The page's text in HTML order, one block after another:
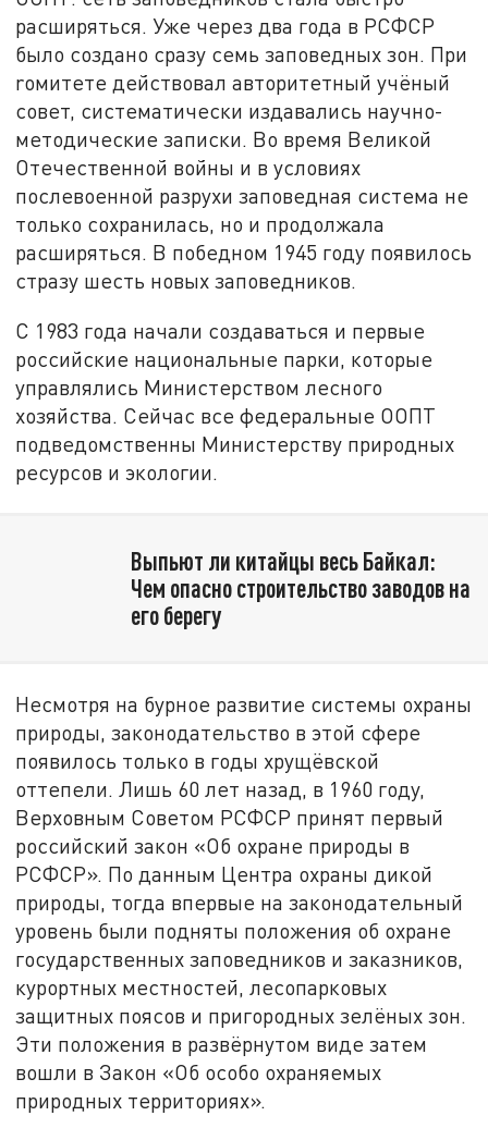
расширяться. Уже через два года в РСФСР
было создано сразу семь заповедных зон. При
rомитете действовал авторитетный учёный
совет, систематически издавались научно-
методические записки. Во время Великой
Отечественной войны и в условиях
послевоенной разрухи заповедная система не
только сохранилась, но и продолжала
расширяться. В победном 1945 году появилось
стразу шесть новых заповедников.
С 1983 года начали создаваться и первые
российские национальные парки, которые
управлялись Министерством лесного
хозяйства. Сейчас все федеральные ООПТ
подведомственны Министерству природных
ресурсов и экологии.
Выпьют ли китайцы весь Байкал:
Чем опасно строительство заводов на
его берегу
Несмотря на бурное развитие системы охраны
природы, законодательство в этой сфере
появилось только в годы хрущёвской
оттепели. Лишь 60 лет назад, в 1960 году,
Верховным Советом РСФСР принят первый
российский закон «Об охране природы в
РСФСР». По данным Центра охраны дикой
природы, тогда впервые на законодательный
уровень были подняты положения об охране
государственных заповедников и заказников,
курортных местностей, лесопарковых
защитных поясов и пригородных зелёных зон.
Эти положения в развёрнутом виде затем
вошли в Закон «Об особо охраняемых
природных территориях».